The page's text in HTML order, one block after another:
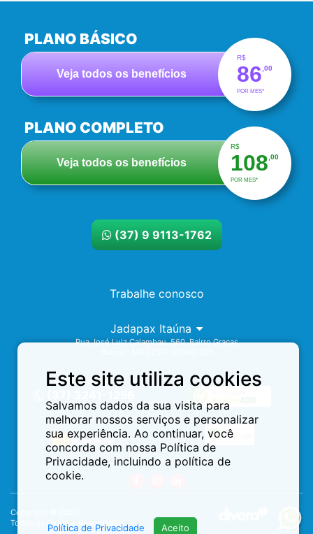
Este site utiliza cookies
Salvamos dados da sua visita para
melhorar nossos serviços e personalizar
sua experiência. Ao continuar, você
concorda com nossa Política de
Privacidade, incluindo a política de
cookie.
Política de Privacidade Aceito
PLANO BÁSICO
Veja todos os benefícios
R$
86 ,00
POR MES*
PLANO COMPLETO
Veja todos os benefícios
R$
108 ,00
POR MES*
(37) 9 9113-1762
Trabalhe conosco
Jadapax Itaúna
Rua José Luiz Calambau, 560. Bairro Graças
Assistência 24h
Redes Sociais:
Copyright © 2020.
Todos os Direitos Reservados.